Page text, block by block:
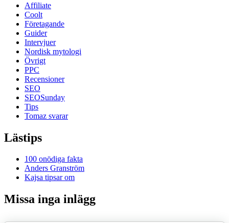
Affiliate
Coolt
Företagande
Guider
Intervjuer
Nordisk mytologi
Övrigt
PPC
Recensioner
SEO
SEOSunday
Tips
Tomaz svarar
Lästips
100 onödiga fakta
Anders Granström
Kajsa tipsar om
Missa inga inlägg